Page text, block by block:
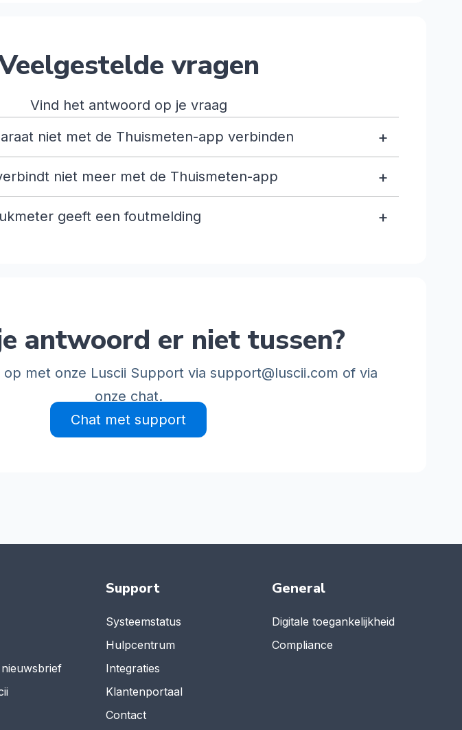
vragen
Vind het antwoord op je vraag
niet met de Thuismeten-app verbinden
+
niet meer met de Thuismeten-app +
geeft een foutmelding +
antwoord er niet tussen?
met onze Luscii Support via support@luscii.com of via
onze chat.
Chat met support
Support
Systeemstatus
Hulpcentrum
Integraties
Klantenportaal
Contact
General
Digitale toegankelijkheid
Compliance